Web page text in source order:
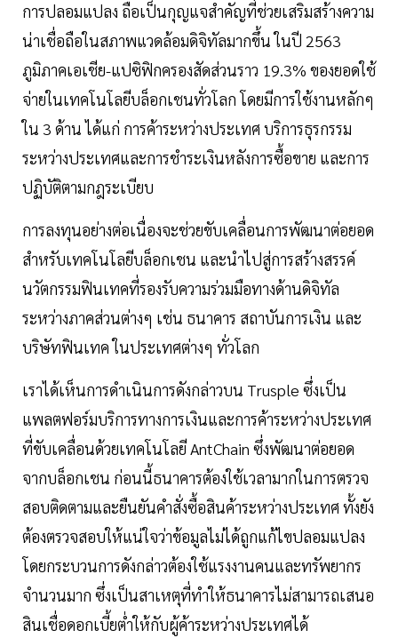
การปลอมแปลง ถือเป็นกุญแจสำคัญที่ช่วยเสริมสร้างความ
น่าเชื่อถือในสภาพแวดล้อมดิจิทัลมากขึ้น ในปี 2563
ภูมิภาคเอเชีย-แปซิฟิกครองสัดส่วนราว 19.3% ของยอดใช้
จ่ายในเทคโนโลยีบล็อกเชนทั่วโลก โดยมีการใช้งานหลักๆ
ใน 3 ด้าน ได้แก่ การค้าระหว่างประเทศ บริการธุรกรรม
ระหว่างประเทศและการชำระเงินหลังการซื้อขาย และการ
ปฏิบัติตามกฎระเบียบ
การลงทุนอย่างต่อเนื่องจะช่วยขับเคลื่อนการพัฒนาต่อยอด
สำหรับเทคโนโลยีบล็อกเชน และนำไปสู่การสร้างสรรค์
นวัตกรรมฟินเทคที่รองรับความร่วมมือทางด้านดิจิทัล
ระหว่างภาคส่วนต่างๆ เช่น ธนาคาร สถาบันการเงิน และ
บริษัทฟินเทค ในประเทศต่างๆ ทั่วโลก
เราได้เห็นการดำเนินการดังกล่าวบน Trusple ซึ่งเป็น
แพลตฟอร์มบริการทางการเงินและการค้าระหว่างประเทศ
ที่ขับเคลื่อนด้วยเทคโนโลยี AntChain ซึ่งพัฒนาต่อยอด
จากบล็อกเชน ก่อนนี้ธนาคารต้องใช้เวลามากในการตรวจ
สอบติดตามและยืนยันคำสั่งซื้อสินค้าระหว่างประเทศ ทั้งยัง
ต้องตรวจสอบให้แน่ใจว่าข้อมูลไม่ได้ถูกแก้ไขปลอมแปลง
โดยกระบวนการดังกล่าวต้องใช้แรงงานคนและทรัพยากร
จำนวนมาก ซึ่งเป็นสาเหตุที่ทำให้ธนาคารไม่สามารถเสนอ
สินเชื่อดอกเบี้ยต่ำให้กับผู้ค้าระหว่างประเทศได้